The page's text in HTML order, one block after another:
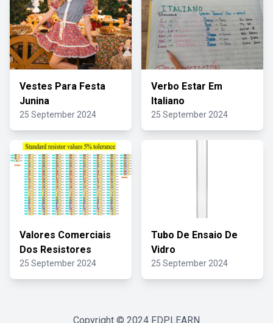
Vestes Para Festa
Junina
25 September 2024
Verbo Estar Em
Italiano
25 September 2024
Valores Comerciais
Dos Resistores
25 September 2024
Tubo De Ensaio De
Vidro
25 September 2024
Copyright © 2024 FDPLEARN